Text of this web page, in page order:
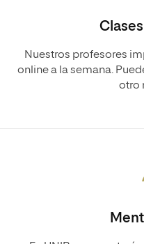
Nuestros profesores
online a la semana.
otro